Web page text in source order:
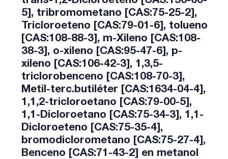
5], tribromometano [CAS:75-25-2],
Tricloroeteno [CAS:79-01-6], tolueno
[CAS:108-88-3], m-Xileno [CAS:108-
38-3], o-xileno [CAS:95-47-6], p-
xileno [CAS:106-42-3], 1,3,5-
triclorobenceno [CAS:108-70-3],
Metil-terc.butiléter [CAS:1634-04-4],
1,1,2-tricloroetano [CAS:79-00-5],
1,1-Dicloroetano [CAS:75-34-3], 1,1-
Dicloroeteno [CAS:75-35-4],
bromodiclorometano [CAS:75-27-4],
Benceno [CAS:71-43-2] en metanol